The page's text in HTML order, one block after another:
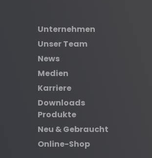
Unternehmen
Unser Team
News
Medien
Karriere
Downloads
Produkte
Neu & Gebraucht
Online-Shop